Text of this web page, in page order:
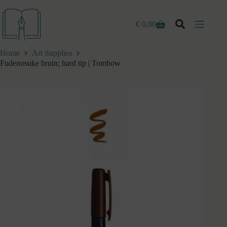
naar
inhoud
Winkelwagen
€ 0,00
Home
Art Supplies
Fudenosuke bruin; hard tip | Tombow